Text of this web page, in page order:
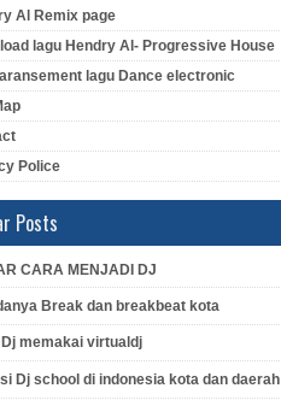
Al Remix page
lagu Hendry Al- Progressive House
lagu Dance electronic
Police
Posts
CARA MENJADI DJ
Break dan breakbeat kota
memakai virtualdj
Dj school di indonesia kota dan daerah